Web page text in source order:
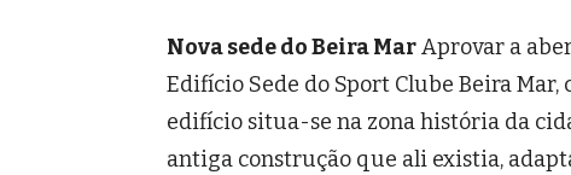
Nova sede do Beira MarAprovar a
Edifício Sede do Sport Clube Beira
edifício situa-se na zona história da
antiga construção que ali existia,